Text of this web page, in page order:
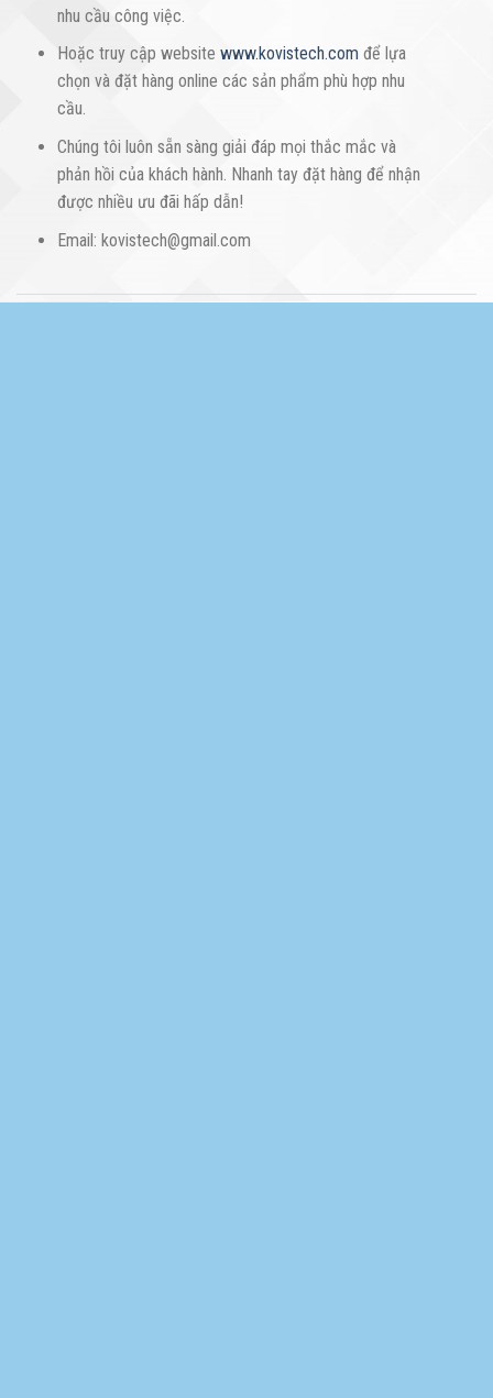
nhu cầu công việc.
Hoặc truy cập website www.kovistech.com để lựa
chọn và đặt hàng online các sản phẩm phù hợp nhu
cầu.
Chúng tôi luôn sẵn sàng giải đáp mọi thắc mắc và
phản hồi của khách hành. Nhanh tay đặt hàng để nhận
được nhiều ưu đãi hấp dẫn!
Email: kovistech@gmail.com